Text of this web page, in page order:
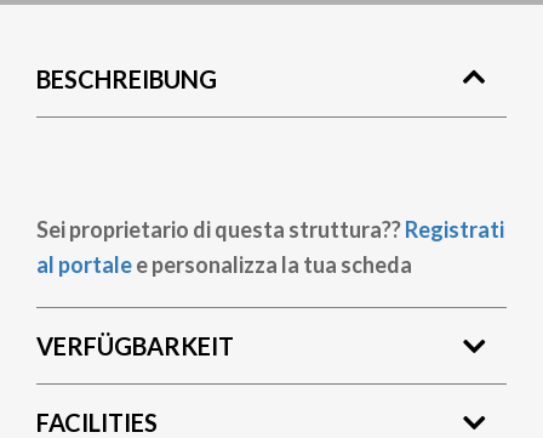
BESCHREIBUNG
Sei proprietario di questa struttura??Registrati
al portalee personalizza la tua scheda
VERFÜGBARKEIT
FACILITIES